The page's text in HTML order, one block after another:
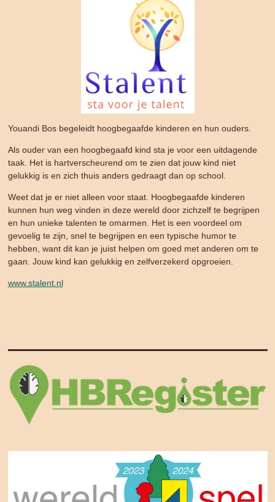
Youandi Bos begeleidt hoogbegaafde kinderen en hun ouders.
Als ouder van een hoogbegaafd kind sta je voor een uitdagende
taak. Het is hartverscheurend om te zien dat jouw kind niet
gelukkig is en zich thuis anders gedraagt dan op school.
Weet dat je er niet alleen voor staat. Hoogbegaafde kinderen
kunnen hun weg vinden in deze wereld door zichzelf te begrijpen
en hun unieke talenten te omarmen. Het is een voordeel om
gevoelig te zijn, snel te begrijpen en een typische humor te
hebben, want dit kan je juist helpen om goed met anderen om te
gaan. Jouw kind kan gelukkig en zelfverzekerd opgroeien.
www.stalent.nl